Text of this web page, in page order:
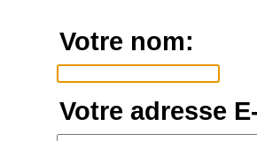
Votre nom:
Votre adresse